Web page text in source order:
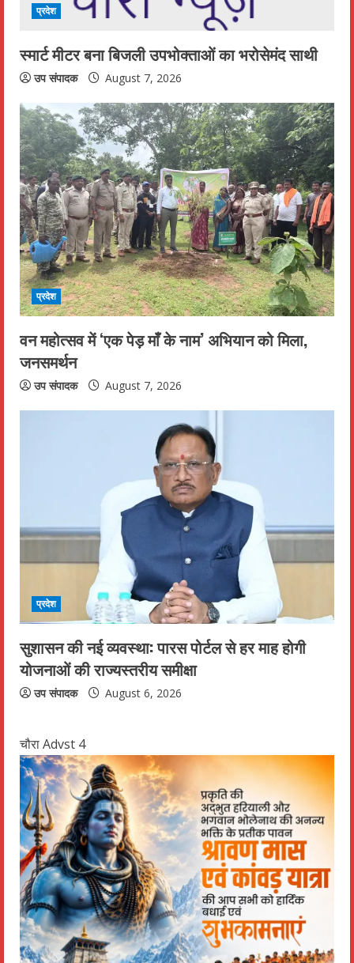
n
g
प्रदेश
स्मार्ट मीटर बना बिजली उपभोक्ताओं का भरोसेमंद साथी
उप संपादक August 7, 2026
प्रदेश
वन महोत्सव में ‘एक पेड़ माँ के नाम’ अभियान को मिला,
जनसमर्थन
उप संपादक August 7, 2026
प्रदेश
सुशासन की नई व्यवस्था: पारस पोर्टल से हर माह होगी
योजनाओं की राज्यस्तरीय समीक्षा
उप संपादक August 6, 2026
चौरा Advst 4